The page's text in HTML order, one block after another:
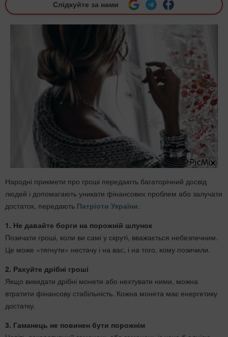
Слідкуйте за нами
Народні прикмети про гроші передають багаторічний досвід
людей і допомагають уникати фінансових проблем або залучати
достаток, передають Патріоти України
1. Не давайте борги на порожній шлунок
Позичати гроші, коли ви самі у скруті, вважається небезпечним.
Це може «тягнути» нестачу і на вас, і на того, кому позичили.
2. Рахуйте дрібні гроші
Якщо викидати дрібні монети або нехтувати ними, можна
втратити фінансову стабільність. Кожна монета має енергетику
достатку.
3. Гаманець не повинен бути порожнім